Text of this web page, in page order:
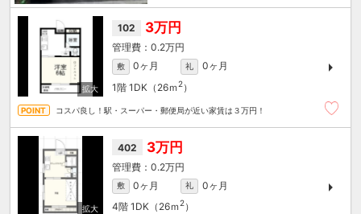
102 3万円
0.2万円
敷 0ヶ月 礼
0ヶ月
1階 1DK（26ｍ 2）
コスパ良し！駅・スーパー・郵便局が近い家賃は３万円！
402 3万円
0.2万円
敷 0ヶ月 礼
0ヶ月
4階 1DK（26ｍ 2）